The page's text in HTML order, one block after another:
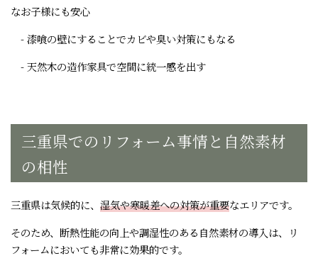
なお子様にも安心
- 漆喰の壁にすることでカビや臭い対策にもなる
- 天然木の造作家具で空間に統一感を出す
三重県でのリフォーム事情と自然素材
の相性
三重県は気候的に、 湿気や寒暖差への対策が重要なエリアです。
そのため、断熱性能の向上や調湿性のある自然素材の導入は、リ
フォームにおいても非常に効果的です。